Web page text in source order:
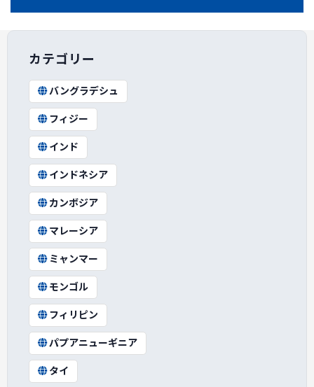
カテゴリー
バングラデシュ
フィジー
インド
インドネシア
カンボジア
マレーシア
ミャンマー
モンゴル
フィリピン
パプアニューギニア
タイ